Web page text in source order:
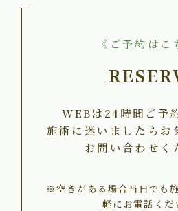
《ご予約はこ
WEBは24時間ご予
施術に迷いましたらお
お問い合わせく
※空きがある場合当日でも
軽にお電話くだ